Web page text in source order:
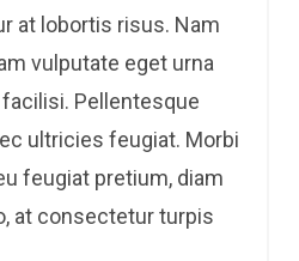
at lobortis risus. Nam
vulputate eget urna
Pellentesque
ultricies feugiat. Morbi
feugiat pretium, diam
at consectetur turpis